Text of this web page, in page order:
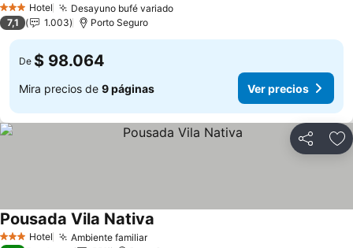
3 Estrellas
Hotel Desayuno bufé variado
7,1 1.003 Porto Seguro
De $ 98.064
Mira precios de 9 páginas Ver precios
Compartir
3 Estrellas
Hotel Ambiente familiar
Pousada Vila Nativa